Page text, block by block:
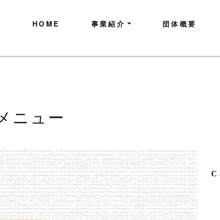
HOME 事業紹介 団体概要
ニュー